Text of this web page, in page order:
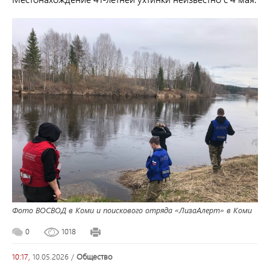
Фото ВОСВОД в Коми и поискового отряда «ЛизаАлерт» в Коми
0 1018
10:17, 10.05.2026 / общество